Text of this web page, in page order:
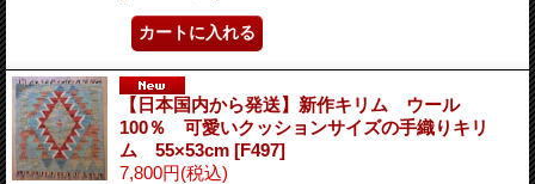
【日本国内から発送】新作キリム ウール
100％ 可愛いクッションサイズの手織りキリ
ム 55×53cm [F497]
7,800円(税込)